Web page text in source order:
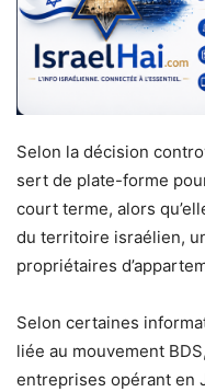
Selon la décision
sert de plate-forme
court terme, alors
du territoire israélien,
propriétaires
Selon certaines
liée au mouvement
entreprises opérant en